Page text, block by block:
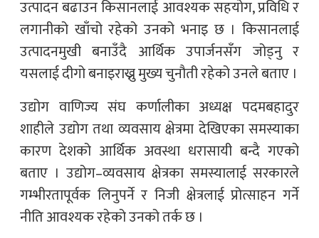
उत्पादन बढाउन किसानलाई आवश्यक सहयोग, प्रविधि र
लगानीको खाँचो रहेको उनको भनाइ छ । किसानलाई
उत्पादनमुखी बनाउँदै आर्थिक उपार्जनसँग जोड्नु र
यसलाई दीगो बनाइराख्नु मुख्य चुनौती रहेको उनले बताए ।
उद्योग वाणिज्य संघ कर्णालीका अध्यक्ष पदमबहादुर
शाहीले उद्योग तथा व्यवसाय क्षेत्रमा देखिएका समस्याका
कारण देशको आर्थिक अवस्था धरासायी बन्दै गएको
बताए । उद्योग–व्यवसाय क्षेत्रका समस्यालाई सरकारले
गम्भीरतापूर्वक लिनुपर्ने र निजी क्षेत्रलाई प्रोत्साहन गर्ने
नीति आवश्यक रहेको उनको तर्क छ ।